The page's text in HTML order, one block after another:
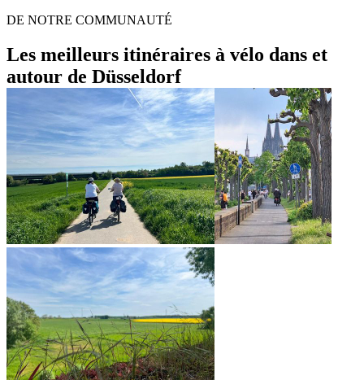
DE NOTRE COMMUNAUTÉ
Les meilleurs itinéraires à vélo dans et
autour de Düsseldorf